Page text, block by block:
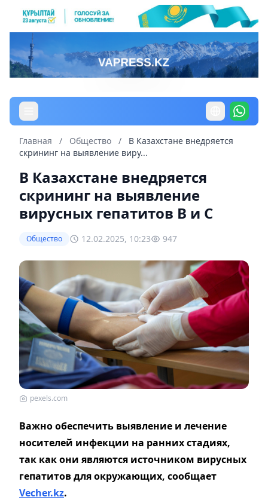
Главная / Общество /
В Казахстане внедряется
скрининг на выявление виру...
В Казахстане внедряется
скрининг на выявление
вирусных гепатитов В и С
Общество 12.02.2025, 10:23 947
pexels.com
Важно обеспечить выявление и лечение
носителей инфекции на ранних стадиях,
так как они являются источником вирусных
гепатитов для окружающих, сообщает
Vecher.kz.